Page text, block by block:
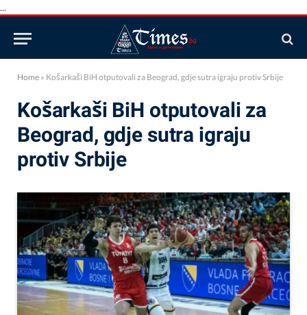
...
Home » Košarkaši BiH otputovali za Beograd, gdje sutra igraju protiv Srbije
Košarkaši BiH otputovali za
Beograd, gdje sutra igraju
protiv Srbije